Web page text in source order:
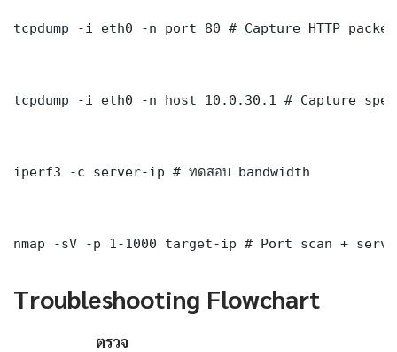
tcpdump -i eth0 -n port 80 # Capture HTTP
tcpdump -i eth0 -n host 10.0.30.1 # Capture
iperf3 -c server-ip # ทดสอบ bandwidth
nmap -sV -p 1-1000 target-ip # Port scan +
Troubleshooting Flowchart
ตรวจ